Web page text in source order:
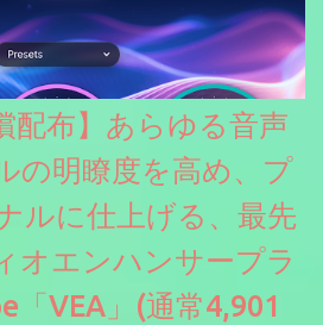
配布】あらゆる音声
の明瞭度を高め、プ
ルに仕上げる、最先
オエンハンサープラ
VEA」(通常4,901